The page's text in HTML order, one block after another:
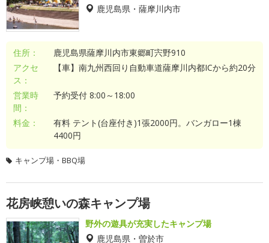
鹿児島県・薩摩川内市
住所：
鹿児島県薩摩川内市東郷町宍野910
アクセ
ス：
【車】南九州西回り自動車道薩摩川内都ICから約20分
営業時
間：
予約受付 8:00～18:00
料金：
有料 テント(台座付き)1張2000円。バンガロー1棟
4400円
キャンプ場・BBQ場
花房峡憩いの森キャンプ場
野外の遊具が充実したキャンプ場
鹿児島県・曽於市